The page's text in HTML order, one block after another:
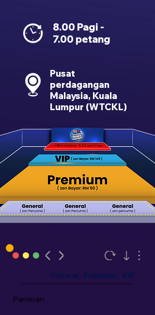
8.00 Pagi -
7.00 petang
Pusat
perdagangan
Malaysia, Kuala
Lumpur (WTCKL)
General Premium VIP
Pameran